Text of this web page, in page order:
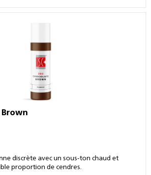
Brown
discrète avec un sous-ton chaud et
proportion de cendres.